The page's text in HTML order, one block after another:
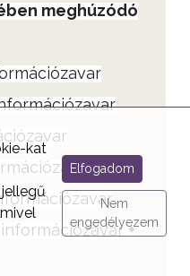
meghúzódó
információzavar+
kat
Elfogadom
Nem
engedélyezem